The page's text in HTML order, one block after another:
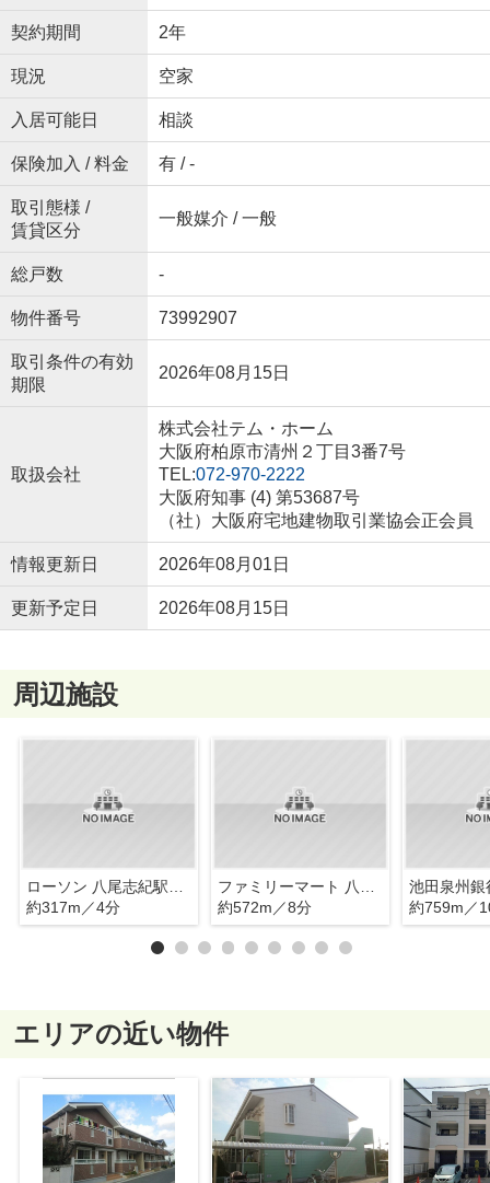
契約期間 2年
現況 空家
入居可能日 相談
保険加入 / 料金 有 / -
取引態様 /
賃貸区分
一般媒介 / 一般
総戸数 -
物件番号 73992907
取引条件の有効
期限
2026年08月15日
取扱会社
株式会社テム・ホーム
大阪府柏原市清州２丁目3番7号
TEL:072-970-2222
大阪府知事 (4) 第53687号
（社）大阪府宅地建物取引業協会正会員
情報更新日 2026年08月01日
更新予定日 2026年08月15日
周辺施設
約317m／4分
約572m／8分
池田泉州銀
約759m／
エリアの近い物件